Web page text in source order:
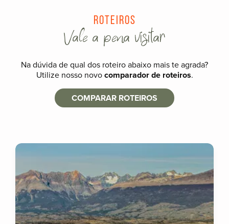
Roteiros
Vale a pena visitar
Na dúvida de qual dos roteiro abaixo mais te agrada?
Utilize nosso novocomparador de roteiros.
COMPARAR ROTEIROS